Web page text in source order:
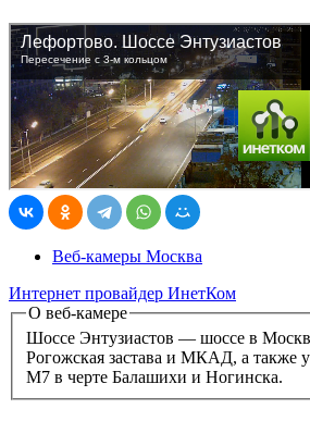
Веб-камеры Москва
Интернет провайдер ИнетКом
О веб-камере
Шоссе Энтузиастов — шоссе в
Рогожская застава и МКАД, а также
М7 в черте Балашихи и Ногинска.